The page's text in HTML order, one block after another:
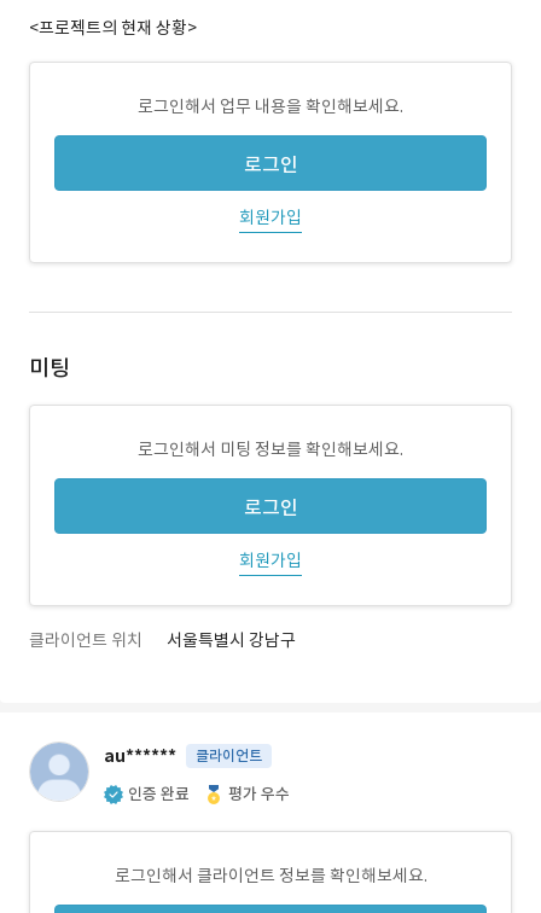
<프로젝트의 현재 상황>
로그인해서 업무 내용을 확인해보세요.
로그인
회원가입
미팅
로그인해서 미팅 정보를 확인해보세요.
로그인
회원가입
클라이언트 위치 서울특별시 강남구
au****** 클라이언트
인증 완료 평가 우수
로그인해서 클라이언트 정보를 확인해보세요.